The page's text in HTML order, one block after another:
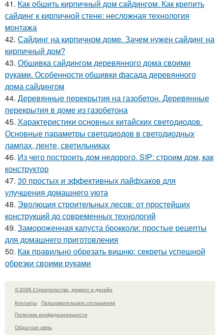
41. Как обшить кирпичный дом сайдингом. Как крепить
сайдинг к кирпичной стене: несложная технология
монтажа
42. Сайдинг на кирпичном доме. Зачем нужен сайдинг на
кирпичный дом?
43. Обшивка сайдингом деревянного дома своими
руками. Особенности обшивки фасада деревянного
дома сайдингом
44. Деревянные перекрытия на газобетон. Деревянные
перекрытия в доме из газобетона
45. Характеристики основных китайских светодиодов.
Основные параметры светодиодов в светодиодных
лампах, ленте, светильниках
46. Из чего построить дом недорого. SIP: строим дом, как
конструктор
47. 30 простых и эффективных лайфхаков для
улучшения домашнего уюта
48. Эволюция строительных лесов: от простейших
конструкций до современных технологий
49. Замороженная капуста брокколи: простые рецепты
для домашнего приготовления
50. Как правильно обрезать вишню: секреты успешной
обрезки своими руками
© 2026 Строительство, ремонт и дизайн
Контакты
Пользовательское соглашение
Политика конфидециальности
Обратная связь